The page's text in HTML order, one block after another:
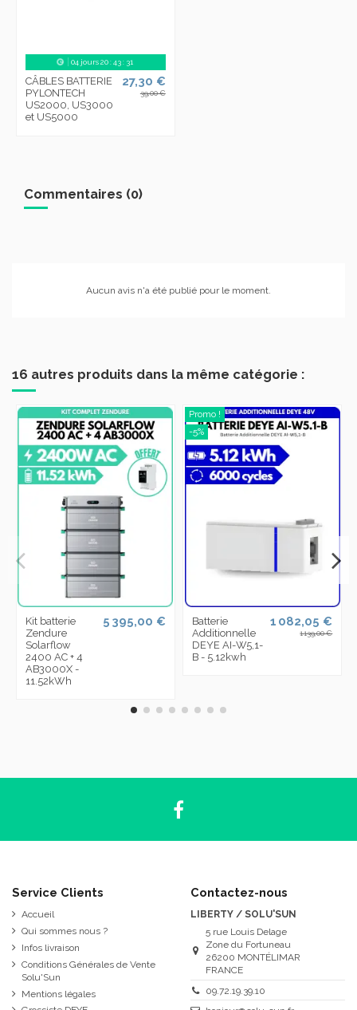
04 jours 20:43: 31
CÂBLES BATTERIE
PYLONTECH
US2000, US3000
et US5000
27,30 €
39,00 €
Commentaires (0)
Aucun avis n'a été publié pour le moment.
16 autres produits dans la même catégorie :
Kit batterie
Zendure
Solarflow
2400 AC + 4
AB3000X -
11.52kWh
5 395,00 €
Promo !
-5%
Batterie
Additionnelle
DEYE AI-W5,1-
B - 5.12kwh
1 082,05 €
1 139,00 €
Service Clients
Accueil
Qui sommes nous ?
Infos livraison
Conditions Générales de Vente
Solu'Sun
Mentions légales
Contactez-nous
LIBERTY / SOLU'SUN
5 rue Louis Delage
Zone du Fortuneau
26200 MONTÉLIMAR
FRANCE
09.72.19.39.10